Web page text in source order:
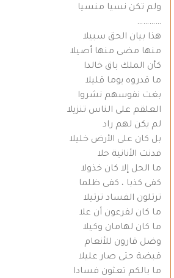
ولم تكن نسيا منسيا
…………
هذا بيان الحق سبيلا
منها مضى منها أصيلا
كأن الملك باق خالدا
ما قدروه يوما قليلا
بغت نفوسهم نشروا
العلقم على الناس تنزيلا
لم يكن لهم راد
بل كان على الأرض خليلا
فدنت الأنانية حلا
ما الحل إلا كان خذولا
كفى كذبا ، كفى ظلما
ترتلون الفساد ترتيلا
ما كان لفرعون أن علا
ما كان لهامان وكيلا
وضل قارون للأنعام
قبضة حتى صار عليلا
ما بالكم تعثون فسادا